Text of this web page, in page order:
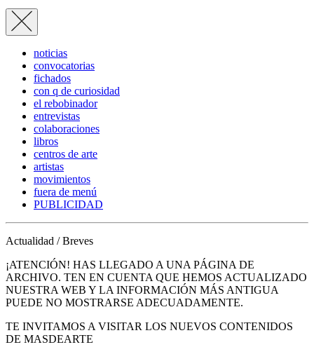
noticias
convocatorias
fichados
con q de curiosidad
el rebobinador
entrevistas
colaboraciones
libros
centros de arte
artistas
movimientos
fuera de menú
PUBLICIDAD
Actualidad / Breves
¡ATENCIÓN! HAS LLEGADO A UNA PÁGINA DE
ARCHIVO. TEN EN CUENTA QUE HEMOS ACTUALIZADO
NUESTRA WEB Y LA INFORMACIÓN MÁS ANTIGUA
PUEDE NO MOSTRARSE ADECUADAMENTE.
TE INVITAMOS A VISITAR LOS NUEVOS CONTENIDOS
DE MASDEARTE